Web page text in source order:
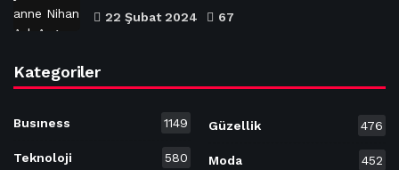
22 Şubat 2024 67
Kategoriler
Busıness 1149
Teknoloji 580
Güzellik 476
Moda 452